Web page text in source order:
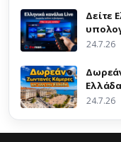
Δείτε
24.7.26
Ελλάδα
24.7.26